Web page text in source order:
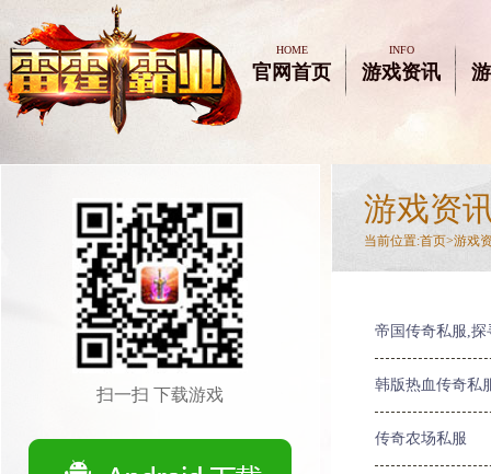
HOME
官网首页
INFO
游戏资讯
扫一扫 下载游戏
游戏资
当前位置:首页>游戏
帝国传奇私服,
韩版热血传奇私
传奇农场私服